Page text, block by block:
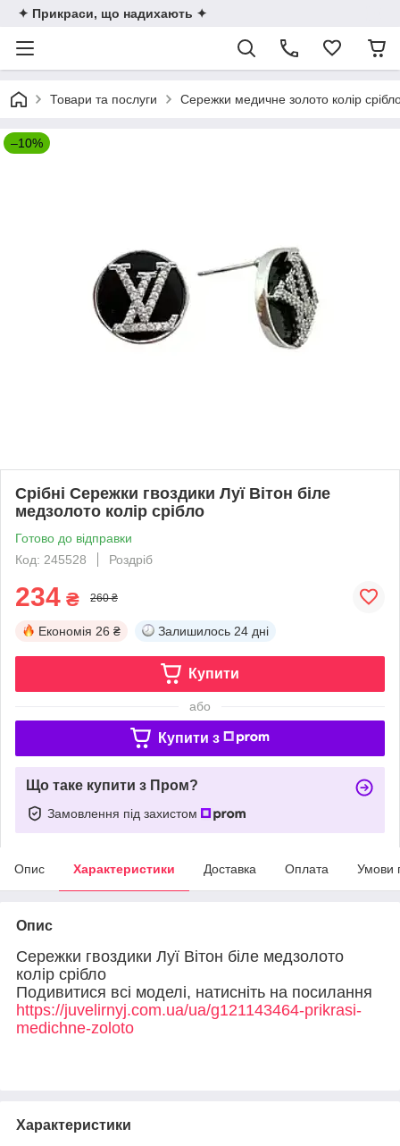
✦ Прикраси, що надихають ✦
Товари та послуги Сережки медичне золото колір
–10%
Срібні Сережки гвоздики Луї Вітон біле
медзолото колір срібло
Готово до відправки
Код: 245528
Роздріб
234 ₴ 260 ₴
Економія 26 ₴ Залишилось 24 дні
Купити
або
Купити з
Що таке купити з Пром?
Замовлення під захистом
Опис Характеристики Доставка Оплата Умови
Опис
Сережки гвоздики Луї Вітон біле медзолото
колір срібло
Подивитися всі моделі, натисніть на посилання
https://juvelirnyj.com.ua/ua/g121143464-prikrasi-
medichne-zoloto
Характеристики